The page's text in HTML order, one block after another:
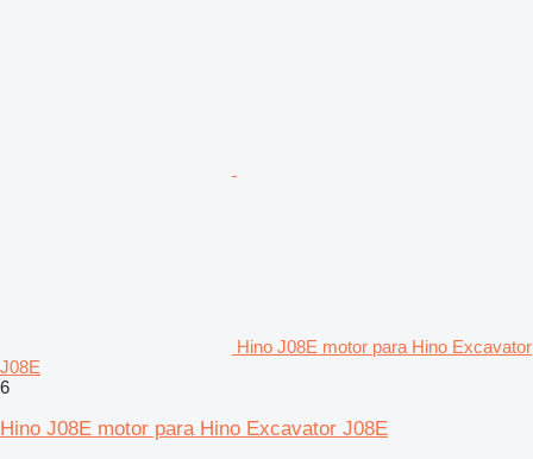
Hino J08E motor para Hino Excavator
J08E
6
Hino J08E motor para Hino Excavator J08E